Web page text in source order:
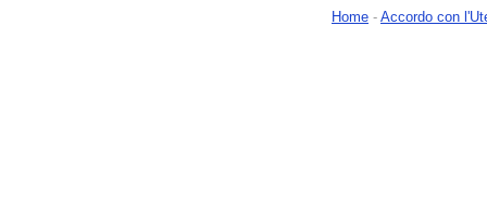
Home - Accordo con